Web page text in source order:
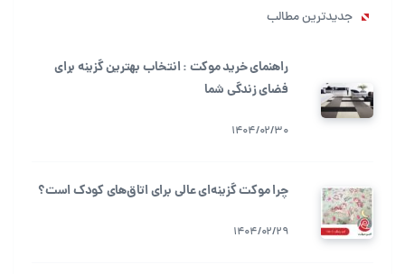
جدیدترین مطالب
راهنمای خرید موکت : انتخاب بهترین گزینه برای
فضای زندگی شما
1404/02/30
چرا موکت گزینه‌ای عالی برای اتاق‌های کودک است؟
1404/02/29